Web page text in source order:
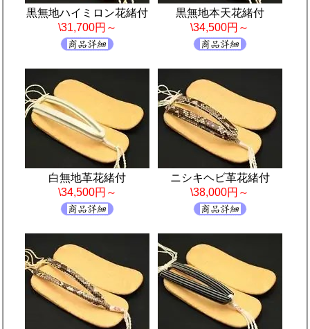
黒無地ハイミロン花緒付
\31,700円～
黒無地本天花緒付
\34,500円～
白無地革花緒付
\34,500円～
ニシキヘビ革花緒付
\38,000円～